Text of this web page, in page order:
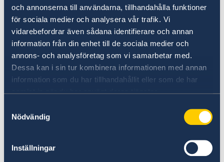
och annonserna till användarna, tillhandahålla funktioner
för sociala medier och analysera vår trafik. Vi
vidarebefordrar även sådana identifierare och annan
information från din enhet till de sociala medier och
annons- och analysföretag som vi samarbetar med.
Dessa kan i sin tur kombinera informationen med annan
information som du har tillhandahållit eller som de har
samlat in när du har använt deras tjänster.
Nödvändig
Inställningar
Under dagarna har ambassaden också
diskuterat säkerhet och årets närmaste
händelser. I höst är ambassaden bland annat
involverad i Ingemar Bergmans 100-års
jubileum, en konferens mellan svensk och
serbisk polis samt en klimatvecka för att
nämna några få exempel.
Ambassaden tar med sig inspiration och energi
kommande året!
Senast uppdaterad 14 sep. 2018, 09.08